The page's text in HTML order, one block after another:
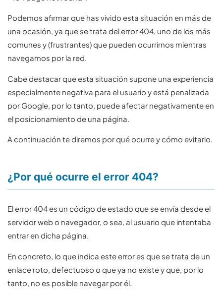
Podemos afirmar que has vivido esta situación en más de
una ocasión, ya que se trata del error 404, uno de los más
comunes y (frustrantes) que pueden ocurrirnos mientras
navegamos por la red.
Cabe destacar que esta situación supone una experiencia
especialmente negativa para el usuario y está penalizada
por Google, por lo tanto, puede afectar negativamente en
el posicionamiento de una página.
A continuación te diremos por qué ocurre y cómo evitarlo.
¿Por qué ocurre el error 404?
El error 404 es un código de estado que se envía desde el
servidor web o navegador, o sea, al usuario que intentaba
entrar en dicha página.
En concreto, lo que indica este error es que se trata de un
enlace roto, defectuoso o que ya no existe y que, por lo
tanto, no es posible navegar por él.